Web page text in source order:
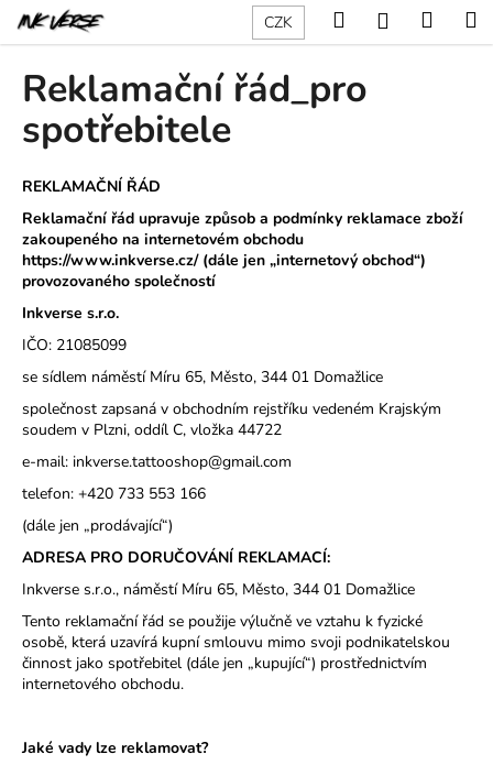
Přejít
obsah
CZK HledatPřihlášení
Reklamační řád_pro
spotřebitele
REKLAMAČNÍ ŘÁD
Reklamační řád upravuje způsob a podmínky reklamace zboží
zakoupeného na internetovém obchodu
https://www.inkverse.cz/ (dále jen „internetový obchod“)
provozovaného společností
Inkverse s.r.o.
IČO: 21085099
se sídlem náměstí Míru 65, Město, 344 01 Domažlice
společnost zapsaná v obchodním rejstříku vedeném Krajským
soudem v Plzni, oddíl C, vložka 44722
e-mail: inkverse.tattooshop@gmail.com
telefon: +420 733 553 166
(dále jen „prodávající“)
ADRESA PRO DORUČOVÁNÍ REKLAMACÍ:
Inkverse s.r.o., náměstí Míru 65, Město, 344 01 Domažlice
Tento reklamační řád se použije výlučně ve vztahu k fyzické
osobě, která uzavírá kupní smlouvu mimo svoji podnikatelskou
činnost jako spotřebitel (dále jen „kupující“) prostřednictvím
internetového obchodu.
Jaké vady lze reklamovat?
o
C
o
p
o
t
ř
e
b
u
j
e
t
e
n
a
j
í
t
?
HLEDAT